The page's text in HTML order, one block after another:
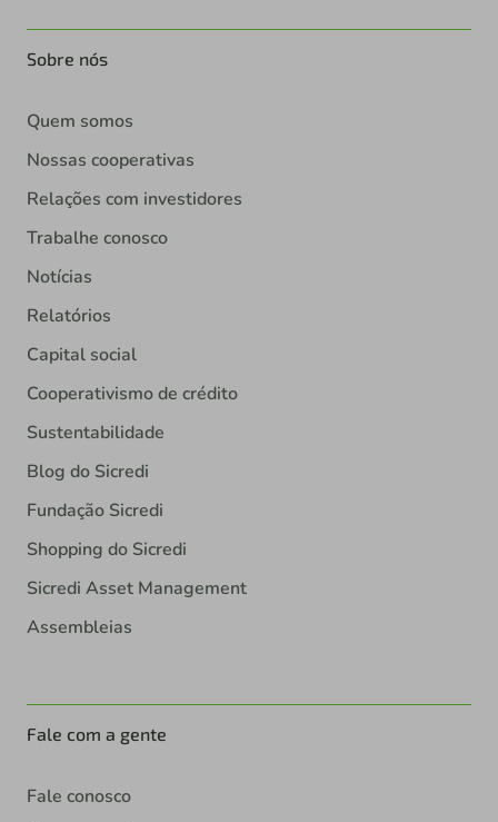
Sobre nós
Quem somos
Nossas cooperativas
Relações com investidores
Trabalhe conosco
Notícias
Relatórios
Capital social
Cooperativismo de crédito
Sustentabilidade
Blog do Sicredi
Fundação Sicredi
Shopping do Sicredi
Sicredi Asset Management
Assembleias
Fale com a gente
Fale conosco